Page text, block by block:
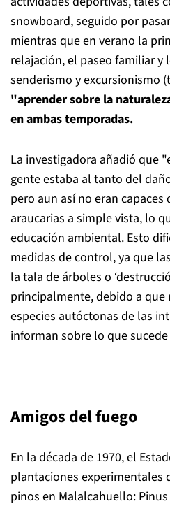
snowboard, seguido por
mientras que en verano la
relajación, el paseo familiar y
senderismo y excursionismo
"aprender sobre la
en ambas temporadas.
La investigadora añadió que
gente estaba al tanto del
pero aun así no eran
araucarias a simple vista, lo
educación ambiental. Esto
medidas de control, ya que
la tala de árboles o
principalmente, debido a que
especies autóctonas de las
informan sobre lo que
Amigos del fuego
En la década de 1970, el
plantaciones experimentales
pinos en Malalcahuello: